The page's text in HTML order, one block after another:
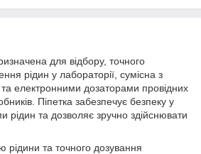
для відбору, точного
рідин у лабораторії, сумісна з
електронними дозаторами провідних
Піпетка забезпечує безпеку у
рідин та дозволяє зручно здійснювати
рідини та точного дозування